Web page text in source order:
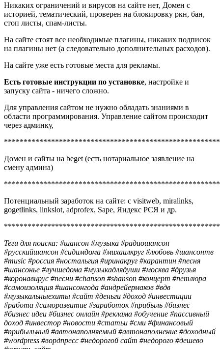
Никаких ограничений и вирусов на сайте нет, Домен с
историей, тематический, проверен на блокировку ркн, бан,
стоп листы, спам-листы.
На сайте стоят все необходимые плагины, никаких подписок
на плагины нет (а следовательно дополнительных расходов).
На сайте уже есть готовые места для рекламы.
Есть готовые инструкции по установке, настройке и
запуску сайта - ничего сложно.
Для управления сайтом не нужно обладать знаниями в
области программирования. Управление сайтом происходит
через админку,
Домен и сайты на beget (есть нотариальное заявление на
смену админа)
Потенциальный заработок на сайте: с visitweb, miralinks,
gogetlinks, linkslot, adprofex, Sape, Яндекс РСЯ и др.
Теги для поиска: #шансон #музыка #радиошансон
#русскийшансон #сидимдома #михаилкруг #любовь #шансонтв
#music #россия #ностальгия #иринакруг #карантин #песня
#шансонье #лучшедома #музыкадлядуши #москва #друзья
#коронавирус #песни #chanson #shanson #концерт #петлюра
#самоизоляция #шансонгода #андрейермаков #вдв
#музыкальныехиты #сайт #деньги #доход #инвестиции
#работа #саморазвитие #заработок #прибыль #бизнес
#бизнес идеи #бизнес онлайн #реклама #обучение #пассивный
доход #инвестор #новости #статьи #сми #финансовый
#прибыльный #автонаполняемый #автонаполнение #доходный
#wordpress #вордпресс #недорогой сайт #недорого #дешево